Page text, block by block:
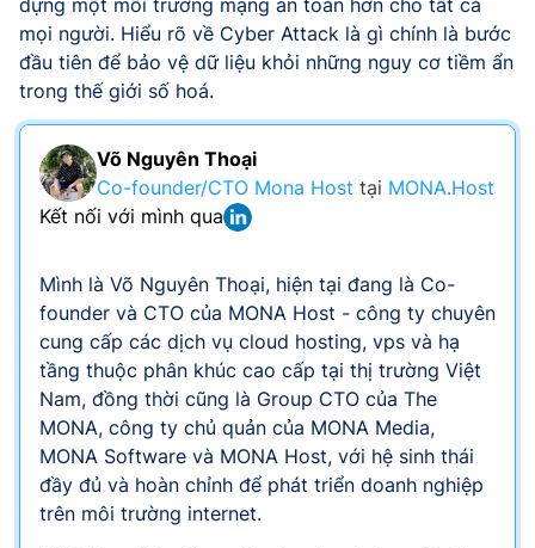
mọi người. Hiểu rõ về Cyber Attack là gì chính là bước
đầu tiên để bảo vệ dữ liệu khỏi những nguy cơ tiềm ẩn
trong thế giới số hoá.
Võ Nguyên Thoại
Co-founder/CTO Mona Host tại MONA.Host
Kết nối với mình qua
Mình là Võ Nguyên Thoại, hiện tại đang là Co-
founder và CTO của MONA Host - công ty chuyên
cung cấp các dịch vụ cloud hosting, vps và hạ
tầng thuộc phân khúc cao cấp tại thị trường Việt
Nam, đồng thời cũng là Group CTO của The
MONA, công ty chủ quản của MONA Media,
MONA Software và MONA Host, với hệ sinh thái
đầy đủ và hoàn chỉnh để phát triển doanh nghiệp
trên môi trường internet.